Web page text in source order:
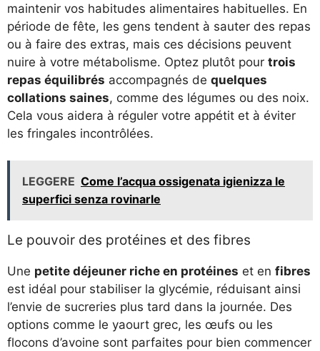
maintenir vos habitudes alimentaires habituelles. En
période de fête, les gens tendent à sauter des repas
ou à faire des extras, mais ces décisions peuvent
nuire à votre métabolisme. Optez plutôt pour trois
repas équilibrés accompagnés de quelques
collations saines, comme des légumes ou des noix.
Cela vous aidera à réguler votre appétit et à éviter
les fringales incontrôlées.
LEGGERE Come l’acqua ossigenata igienizza le
superfici senza rovinarle
Le pouvoir des protéines et des fibres
Une petite déjeuner riche en protéines et en fibres
est idéal pour stabiliser la glycémie, réduisant ainsi
l’envie de sucreries plus tard dans la journée. Des
options comme le yaourt grec, les œufs ou les
flocons d’avoine sont parfaites pour bien commencer